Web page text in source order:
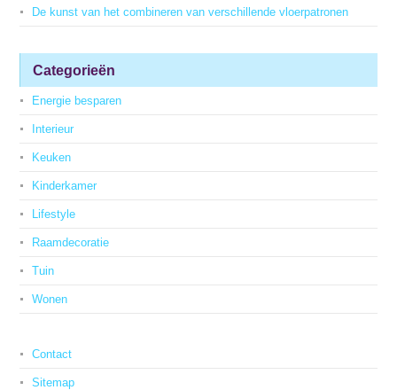
De kunst van het combineren van verschillende vloerpatronen
Categorieën
Energie besparen
Interieur
Keuken
Kinderkamer
Lifestyle
Raamdecoratie
Tuin
Wonen
Contact
Sitemap